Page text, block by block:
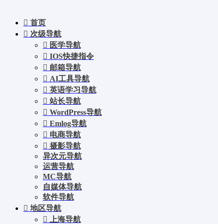
首页
次级导航
医学导航
IOS快捷指令
邮箱导航
AI工具导航
英语学习导航
站长导航
WordPress导航
Emlog导航
电商导航
摄影导航
异次元导航
运营导航
MC导航
自媒体导航
软件导航
地区导航
上海导航